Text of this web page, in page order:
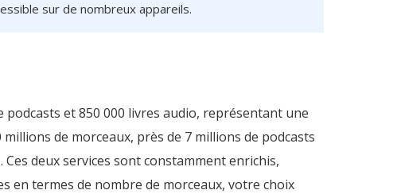
sur de nombreux appareils.
et 850 000 livres audio, représentant une
de morceaux, près de 7 millions de podcasts
deux services sont constamment enrichis,
en termes de nombre de morceaux, votre choix